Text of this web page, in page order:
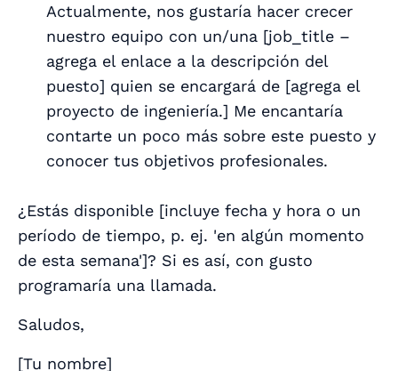
Actualmente, nos gustaría hacer crecer
nuestro equipo con un/una [job_title –
agrega el enlace a la descripción del
puesto] quien se encargará de [agrega el
proyecto de ingeniería.] Me encantaría
contarte un poco más sobre este puesto y
conocer tus objetivos profesionales.
¿Estás disponible [incluye fecha y hora o un
período de tiempo, p. ej. 'en algún momento
de esta semana']? Si es así, con gusto
programaría una llamada.
Saludos,
[Tu nombre]